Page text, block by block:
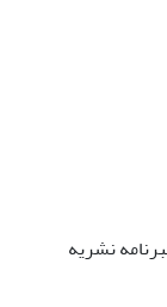
نشریه